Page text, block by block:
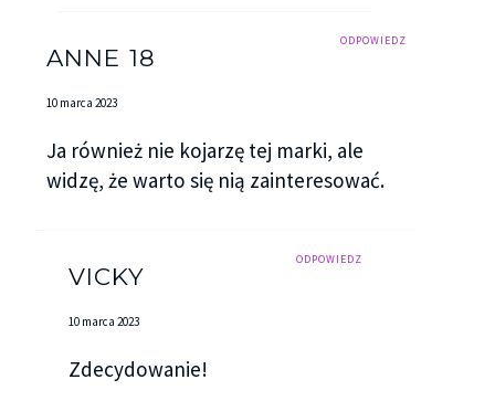
ODPOWIEDZ
ANNE 18
10 marca 2023
Ja również nie kojarzę tej marki, ale
widzę, że warto się nią zainteresować.
ODPOWIEDZ
VICKY
10 marca 2023
Zdecydowanie!